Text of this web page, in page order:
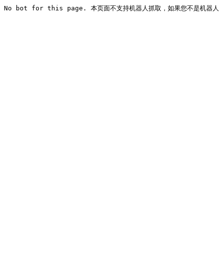
No bot for this page. 本页面不支持机器人抓取，如果您不是机器人，